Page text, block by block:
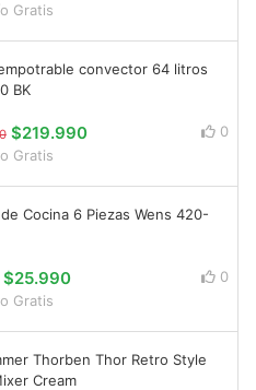
Gratis
convector 64 litros
BK
$219.990
0
Gratis
Cocina 6 Piezas Wens 420-
$25.990
0
Gratis
Thorben Thor Retro Style
Cream